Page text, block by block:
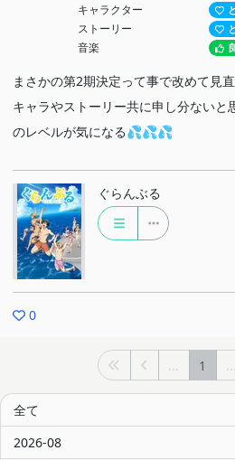
キャラクター
ストーリー
音楽
まさかの第2期決定って事で改めて見
キャラやストーリー共に申し分ないと
のレベルが気になる💦💦💦
ぐらんぶる
0
... 1 ...
全て
2026-08